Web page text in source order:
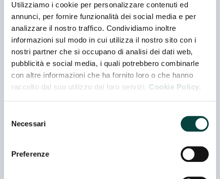
Utilizziamo i cookie per personalizzare contenuti ed
annunci, per fornire funzionalità dei social media e per
analizzare il nostro traffico. Condividiamo inoltre
informazioni sul modo in cui utilizza il nostro sito con i
nostri partner che si occupano di analisi dei dati web,
pubblicità e social media, i quali potrebbero combinarle
con altre informazioni che ha fornito loro o che hanno
raccolto dal suo utilizzo dei loro servizi. Cookie Policy.
delNecessari
Preferenze
E-mail
associazioneterredicoratina@gmail.com
Web
http://www.terredicoratina.it
Rappresentanze
LA PREFERITA O. P. PUGLIESE SCARL